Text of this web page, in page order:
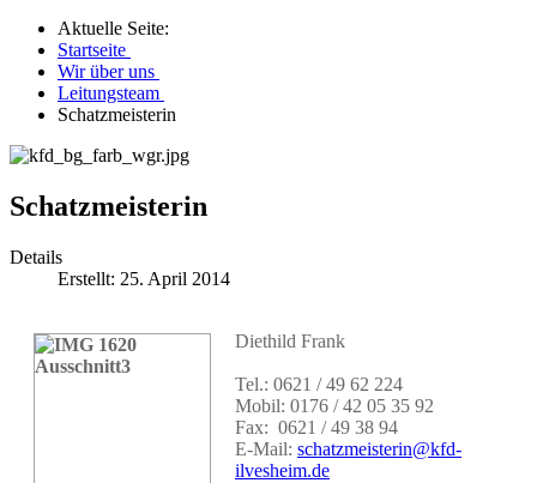
Aktuelle Seite:
Startseite
Wir über uns
Leitungsteam
Schatzmeisterin
Schatzmeisterin
Details
Erstellt: 25. April 2014
Diethild Frank
Tel.: 0621 / 49 62 224
Mobil: 0176 / 42 05 35 92
Fax: 0621 / 49 38 94
E-Mail: schatzmeisterin@kfd-
ilvesheim.de